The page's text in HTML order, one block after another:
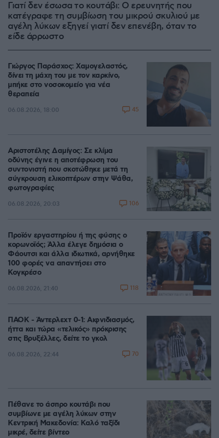
Γιατί δεν έσωσα το κουτάβι: Ο ερευνητής που
κατέγραφε τη συμβίωση του μικρού σκυλιού με
αγέλη λύκων εξηγεί γιατί δεν επενέβη, όταν το
είδε άρρωστο
Γιώργος Παράσχος: Χαμογελαστός,
δίνει τη μάχη του με τον καρκίνο,
μπήκε στο νοσοκομείο για νέα
θεραπεία
06.08.2026, 18:00 45
Αριστοτέλης Δαμίγος: Σε κλίμα
οδύνης έγινε η αποτέφρωση του
συντονιστή που σκοτώθηκε μετά τη
σύγκρουση ελικοπτέρων στην Ψάθα,
φωτογραφίες
06.08.2026, 20:03 106
Προϊόν εργαστηρίου ή της φύσης ο
κορωνοϊός; Άλλα έλεγε δημόσια ο
Φάουτσι και άλλα ιδιωτικά, αρνήθηκε
100 φορές να απαντήσει στο
Κογκρέσο
06.08.2026, 21:40 118
ΠΑΟΚ - Άντερλεχτ 0-1: Αιφνιδιασμός,
ήττα και τώρα «τελικός» πρόκρισης
στις Βρυξέλλες, δείτε το γκολ
06.08.2026, 22:44 70
Πέθανε το άσπρο κουτάβι που
συμβίωνε με αγέλη λύκων στην
Κεντρική Μακεδονία: Καλό ταξίδι
μικρέ, δείτε βίντεο